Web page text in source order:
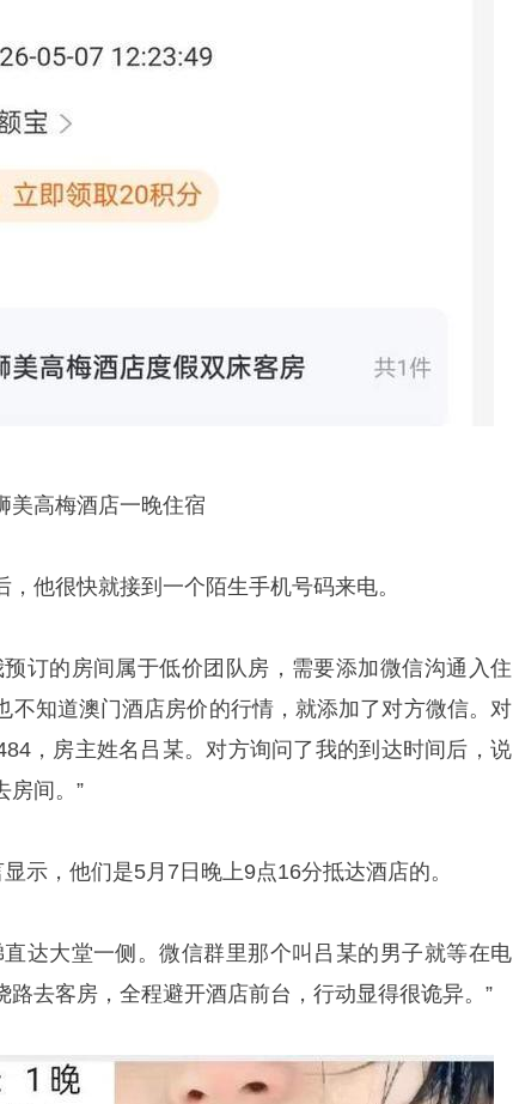
美高梅酒店一晚住宿
他很快就接到一个陌生手机号码来电。
订的房间属于低价团队房，需要添加微信沟通入住
不知道澳门酒店房价的行情，就添加了对方微信。对
，房主姓名吕某。对方询问了我的到达时间后，说
房间。”
示，他们是5月7日晚上9点16分抵达酒店的。
达大堂一侧。微信群里那个叫吕某的男子就等在电
去客房，全程避开酒店前台，行动显得很诡异。”